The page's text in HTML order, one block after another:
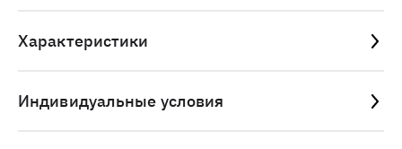
Характеристики
Индивидуальные условия